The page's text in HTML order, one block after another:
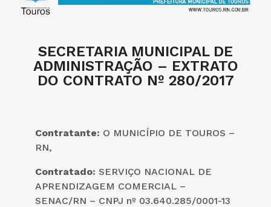
SECRETARIA MUNICIPAL DE
ADMINISTRAÇÃO – EXTRATO
DO CONTRATO Nº 280/2017
Contratante: O MUNICÍPIO DE TOUROS –
RN,
Contratado: SERVIÇO NACIONAL DE
APRENDIZAGEM COMERCIAL –
SENAC/RN – CNPJ nº 03.640.285/0001-13